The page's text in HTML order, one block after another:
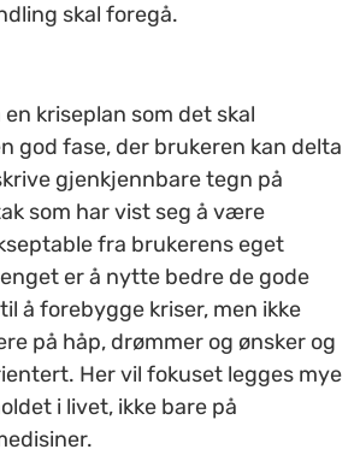
skal foregå.
en kriseplan som det skal
god fase, der brukeren kan delta
gjenkjennbare tegn på
som har vist seg å være
fra brukerens eget
er å nytte bedre de gode
å forebygge kriser, men ikke
på håp, drømmer og ønsker og
Her vil fokuset legges mye
i livet, ikke bare på